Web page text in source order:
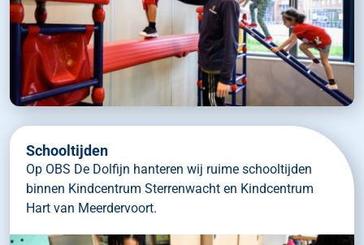
Schooltijden
Op OBS De Dolfijn hanteren wij ruime schooltijden
binnen Kindcentrum Sterrenwacht en Kindcentrum
Hart van Meerdervoort.